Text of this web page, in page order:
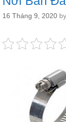
16 Tháng 9, 2020 by